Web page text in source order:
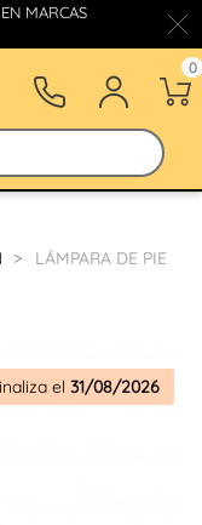
MARCAS
0
LÁMPARA DE PIE
el 31/08/2026